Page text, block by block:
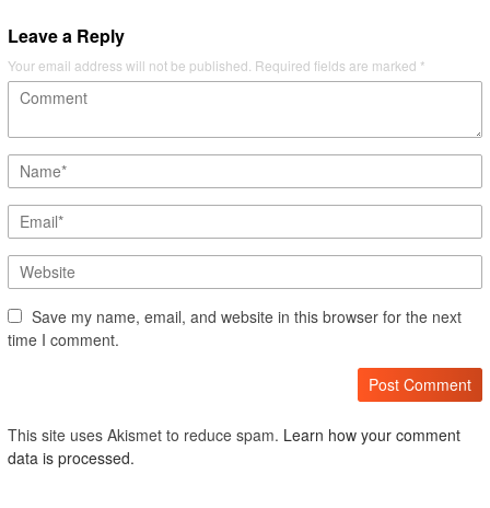
Leave a Reply
Your email address will not be published. Required fields are marked *
Save my name, email, and website in this browser for the next
time I comment.
This site uses Akismet to reduce spam. Learn how your comment
data is processed.